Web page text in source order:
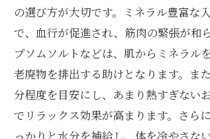
の選び方が大切です。ミネラル豊富な
で、血行が促進され、筋肉の緊張が和
プソムソルトなどは、肌からミネラル
老廃物を排出する助けとなります。ま
分程度を目安にし、あまり熱すぎない
でリラックス効果が高まります。さら